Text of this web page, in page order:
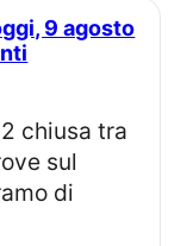
sul
di